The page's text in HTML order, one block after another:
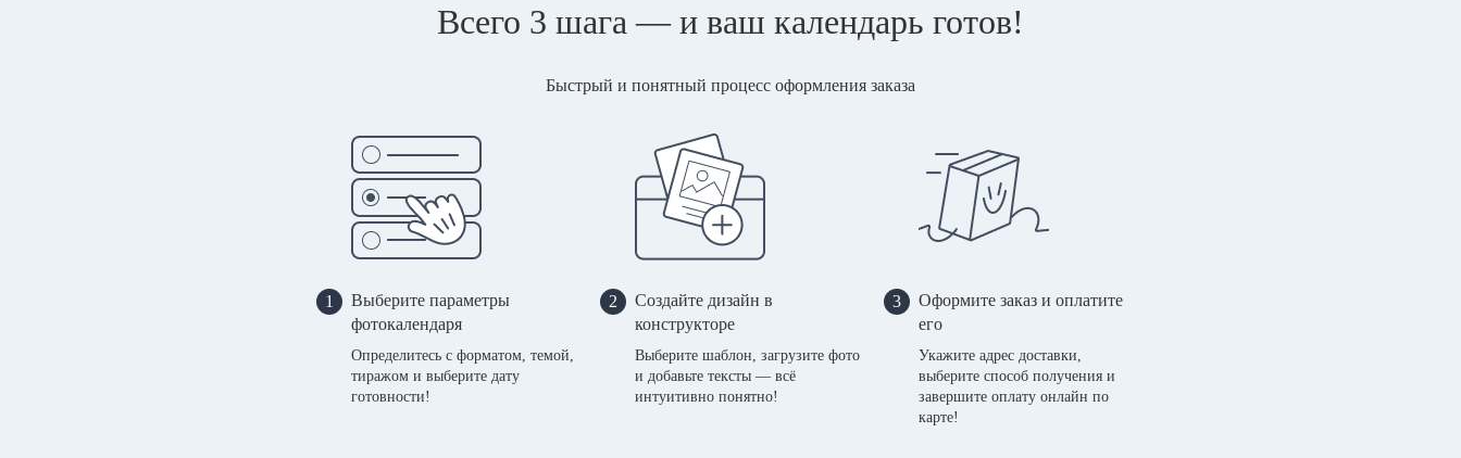
Всего 3 шага — и ваш календарь готов!
Быстрый и понятный процесс оформления заказа
1
Выберите параметры
фотокалендаря
Определитесь с форматом, темой,
тиражом и выберите дату
готовности!
2
Создайте дизайн в
конструкторе
Выберите шаблон, загрузите фото
и добавьте тексты — всё
интуитивно понятно!
3
Оформите заказ и оплатите
его
Укажите адрес доставки,
выберите способ получения и
завершите оплату онлайн по
карте!